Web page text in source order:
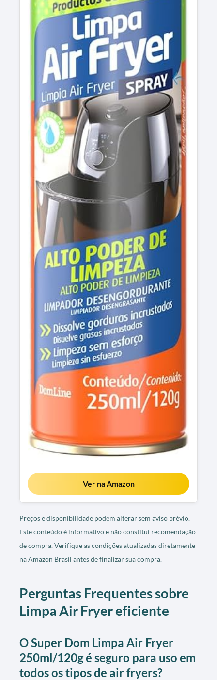
Ver na Amazon
Preços e disponibilidade podem alterar sem aviso prévio.
Este conteúdo é informativo e não constitui recomendação
de compra. Verifique as condições atualizadas diretamente
na Amazon Brasil antes de finalizar sua compra.
Perguntas Frequentes sobre
Limpa Air Fryer eficiente
O Super Dom Limpa Air Fryer
250ml/120g é seguro para uso em
todos os tipos de air fryers?